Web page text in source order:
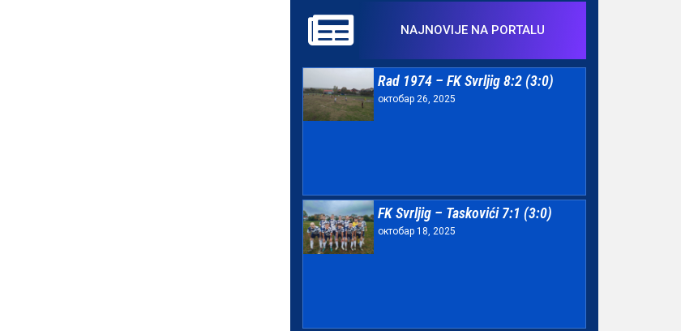
NAJNOVIJE NA PORTALU
Rad 1974 – FK Svrljig 8:2 (3:0)
октобар 26, 2025
FK Svrljig – Taskovići 7:1 (3:0)
октобар 18, 2025